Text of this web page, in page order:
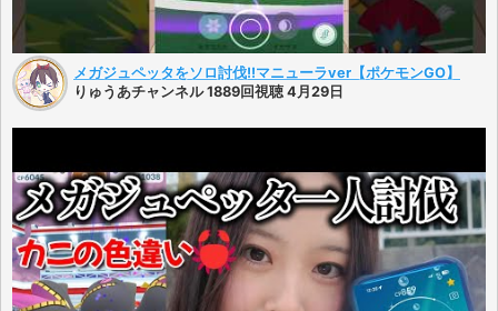
メガジュペッタをソロ討伐!!マニューラver【ポケモンGO】
りゅうあチャンネル 1889回視聴 4月29日